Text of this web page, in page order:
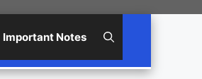
Important Notes